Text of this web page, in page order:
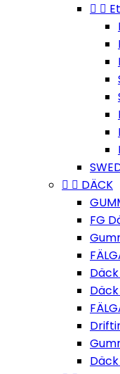
 
  DÄCK
FG
Däck